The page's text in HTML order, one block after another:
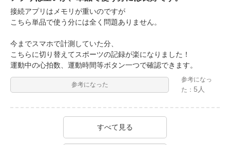
接続アプリはメモリが重いのですが
こちら単品で使う分には全く問題ありません。
今までスマホで計測していた分、
こちらに切り替えてスポーツの記録が楽になりました！
運動中の心拍数、運動時間等ボタン一つで確認できます。
参考になった
参考になっ
た： 5人
すべて見る